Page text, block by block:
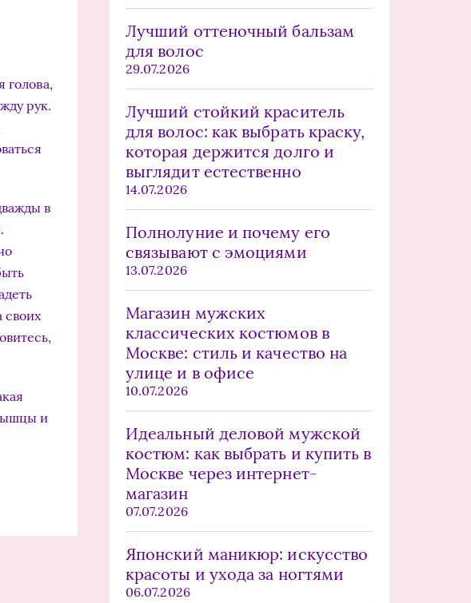
голова,
рук.
в
своих
и
Лучший оттеночный бальзам
для волос
29.07.2026
Лучший стойкий краситель
для волос: как выбрать краску,
которая держится долго и
выглядит естественно
14.07.2026
Полнолуние и почему его
связывают с эмоциями
13.07.2026
Магазин мужских
классических костюмов в
Москве: стиль и качество на
улице и в офисе
10.07.2026
Идеальный деловой мужской
костюм: как выбрать и купить в
Москве через интернет-
магазин
07.07.2026
Японский маникюр: искусство
красоты и ухода за ногтями
06.07.2026